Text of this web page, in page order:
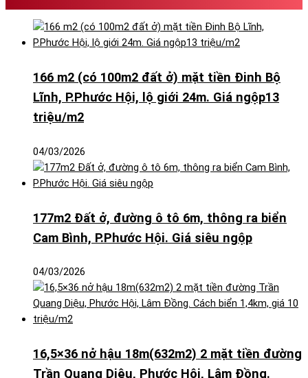
166 m2 (có 100m2 đất ở) mặt tiền Đinh Bộ
Lĩnh, P.Phước Hội, lộ giới 24m. Giá ngộp13
triệu/m2
04/03/2026
177m2 Đất ở, đường ô tô 6m, thông ra biển
Cam Bình, P.Phước Hội. Giá siêu ngộp
04/03/2026
16,5×36 nở hậu 18m(632m2) 2 mặt tiền đường
Trần Quang Diệu, Phước Hội, Lâm Đồng.